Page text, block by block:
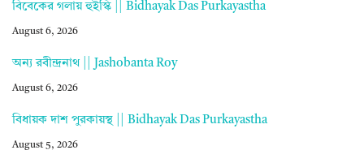
বিবেকের গলায় হুইস্কি || Bidhayak Das Purkayastha
August 6, 2026
অন্য রবীন্দ্রনাথ || Jashobanta Roy
August 6, 2026
বিধায়ক দাশ পুরকায়স্থ || Bidhayak Das Purkayastha
August 5, 2026